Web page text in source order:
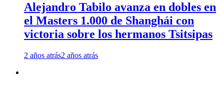
Alejandro Tabilo avanza en dobles en
el Masters 1.000 de Shanghái con
victoria sobre los hermanos Tsitsipas
2 años atrás2 años atrás